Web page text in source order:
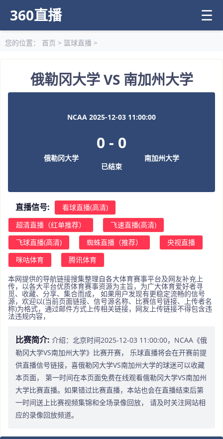
360直播 ☰
您的位置： 首页 > 篮球直播 >
俄勒冈大学 VS 南加州大学
NCAA 2025-12-03 11:00:00
俄勒冈大学
0 - 0
已结束
南加州大学
直播信号:
看球直播(高清)
超清直播（红单推荐）
飞速直播(高清)
飞球直播(高清)
蜘蛛直播（推荐）
央视直播
咪咕体育
腾讯体育
本网提供的导航链接搜集整理自各大体育赛事平台及网友补充上
传，以各大平台优质体育赛事资源为主旨，为广大体育爱好者寻
觅、收藏、分享、集合而成， 如果用户发现有更稳定流畅的信号
源，欢迎以(当前页面链接、信号源名称、比赛信号链接、上传者名
称)为格式，通过邮件方式上传相关链接，网友上传链接不得包含违
法违规内容，
比赛简介: 介绍：北京时间2025-12-03 11:00:00，NCAA《俄
勒冈大学VS南加州大学》比赛开赛， 乐球直播将会在开赛前提
供直播信号链接，喜俄勒冈大学VS南加州大学的球迷可以收藏
本页面， 第一时间在本页面免费在线观看俄勒冈大学VS南加州
大学比赛直播。如果错过比赛直播，本站也会在直播结束后第
一时间送上比赛视频集锦和全场录像回放， 请及时关注网站相
应的录像回放频道。